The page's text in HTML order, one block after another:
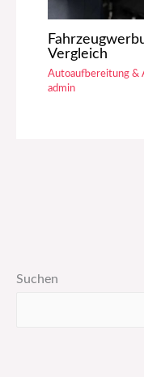
Vergleich
Autoaufbereitung &
admin
Suchen